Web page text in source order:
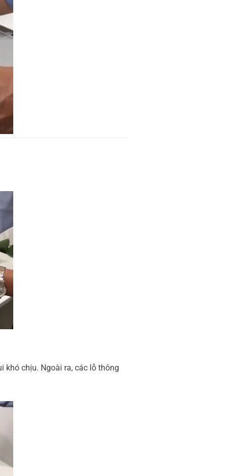
khó chịu. Ngoài ra, các lỗ thông